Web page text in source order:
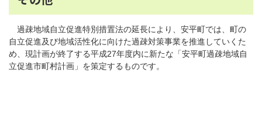
過疎地域自立促進特別措置法の延長により、安平町では、町の
自立促進及び地域活性化に向けた過疎対策事業を推進していくた
め、現計画が終了する平成27年度内に新たな「安平町過疎地域自
立促進市町村計画」を策定するものです。